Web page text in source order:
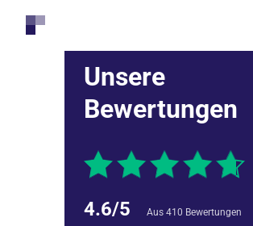
Unsere
Bewertungen
4.6/5 Aus 410 Bewertungen